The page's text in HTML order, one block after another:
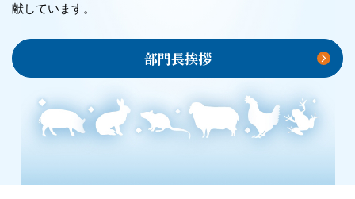
献しています。
部門長挨拶